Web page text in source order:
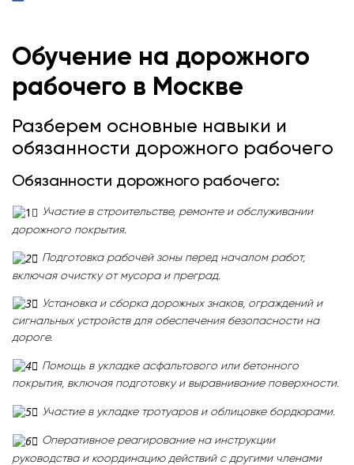
Обучение на дорожного
рабочего в Москве
Разберем основные навыки и
обязанности дорожного рабочего
Обязанности дорожного рабочего:
Участие в строительстве, ремонте и обслуживании
дорожного покрытия.
Подготовка рабочей зоны перед началом работ,
включая очистку от мусора и преград.
Установка и сборка дорожных знаков, ограждений и
сигнальных устройств для обеспечения безопасности на
дороге.
Помощь в укладке асфальтового или бетонного
покрытия, включая подготовку и выравнивание поверхности.
Участие в укладке тротуаров и облицовке бордюрами.
Оперативное реагирование на инструкции
руководства и координацию действий с другими членами